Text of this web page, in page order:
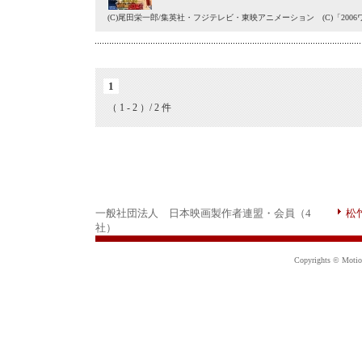
(C)尾田栄一郎/集英社・フジテレビ・東映アニメーション (C)「2006
1
（ 1 - 2 ）/ 2 件
一般社団法人 日本映画製作者連盟・会員（4
社）
松
Copyrights ©